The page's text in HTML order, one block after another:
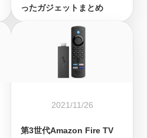
ったガジェットまとめ
2021/11/26
第3世代Amazon Fire TV